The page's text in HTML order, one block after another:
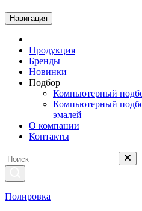
Навигация
Продукция
Бренды
Новинки
Подбор
Компьютерный
Компьютерный
эмалей
О компании
Контакты
Полировка